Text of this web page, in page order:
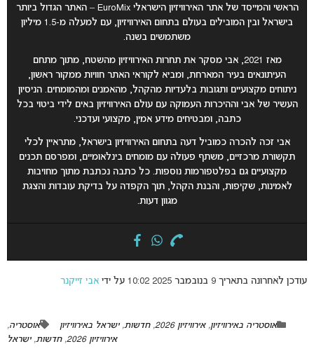
הראשי והמייסד של אתר האירוויזיון הישראלי EuroMix – האתר הגדול ביותר
בישראל ובין המובילים בעולם בתחום האירוויזיון, עם למעלה מ-1.5 מיליון
משתמשים בשנה.
מאז 2021, אבי מסקר את תחרות האירוויזיון מהשטח, מתוך מתחם
העיתונאים בעיר המארחת, ומביא לקוראי האתר חוויות ממקור ראשון,
ניתוחים מקצועיים ותגובות בלעדיות מהקהל, מהאמנים ומהמומחים. הניסיון
העשיר של אבי וההיכרות העמוקה עם עולם האירוויזיון באים לידי ביטוי בכל
כתבה, ומבטיחים מידע אמין, מקצועי ועדכני.
אבי זכה להכרה כמוביל דעה בתחום האירוויזיון בישראל, מתראיין לכלי
תקשורת מרכזיים, משתף פעולה עם מומחים בינלאומיים, ומפרסם תכנים
מקצועיים גם בפלטפורמות נוספות. כל כתבה נכתבת מתוך מחויבות
לאמינות, שקיפות, והבנת הקהל, תוך הקפדה על בדיקת עובדות והצגת
מגוון דעות.
עודכן לאחרונה בתאריך 9 בנובמבר 2025 10:02 על ידי אבי זייקנר
אוסטריה באירוויזיון,אירוויזיון 2026 ,חדשות,ישראל באירוויזיון אוסטריה,
אירוויזיון 2026
,חדשות,ישראל